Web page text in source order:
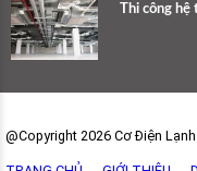
Thi công hệ
@Copyright 2026 Cơ Điện